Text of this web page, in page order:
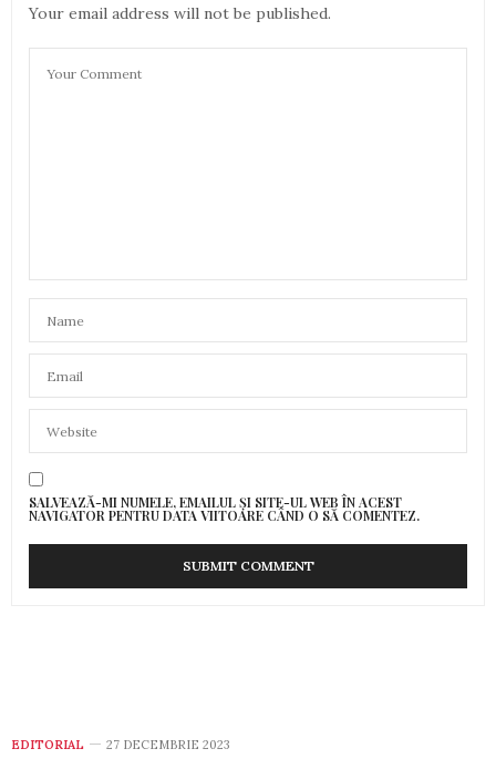
Your email address will not be published.
SALVEAZĂ-MI NUMELE, EMAILUL ȘI SITE-UL WEB ÎN ACEST
NAVIGATOR PENTRU DATA VIITOARE CÂND O SĂ COMENTEZ.
EDITORIAL 27 DECEMBRIE 2023